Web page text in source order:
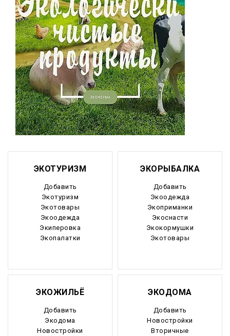
ЭКОТУРИЗМ
Добавить
Экотуризм
Экотовары
Экоодежда
Экиперовка
Экопалатки
ЭКОРЫБАЛКА
Добавить
Экоодежда
Экоприманки
Экоснасти
Экокормушки
Экотовары
ЭКОЖИЛЬЁ
Добавить
Экодома
Новостройки
ЭКОДОМА
Добавить
Новостройки
Вторичные